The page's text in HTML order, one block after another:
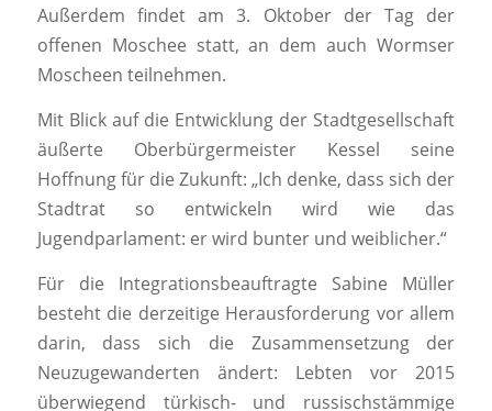
Außerdem findet am 3. Oktober der Tag der
offenen Moschee statt, an dem auch Wormser
Moscheen teilnehmen.
Mit Blick auf die Entwicklung der Stadtgesellschaft
äußerte Oberbürgermeister Kessel seine
Hoffnung für die Zukunft: „Ich denke, dass sich der
Stadtrat so entwickeln wird wie das
Jugendparlament: er wird bunter und weiblicher.“
Für die Integrationsbeauftragte Sabine Müller
besteht die derzeitige Herausforderung vor allem
darin, dass sich die Zusammensetzung der
Neuzugewanderten ändert: Lebten vor 2015
überwiegend türkisch- und russischstämmige